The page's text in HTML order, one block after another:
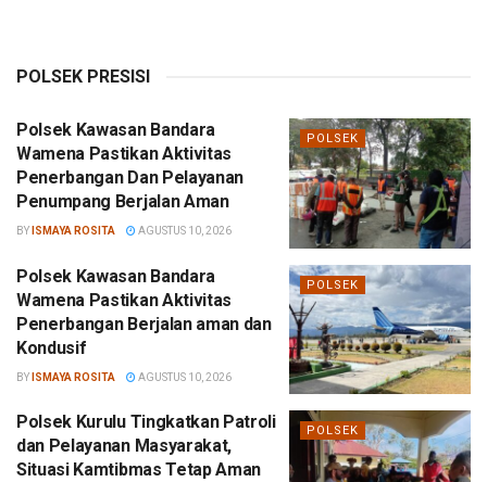
POLSEK PRESISI
POLSEK
Polsek Kawasan Bandara
Wamena Pastikan Aktivitas
Penerbangan Dan Pelayanan
Penumpang Berjalan Aman
BY ISMAYA ROSITA AGUSTUS 10, 2026
POLSEK
Polsek Kawasan Bandara
Wamena Pastikan Aktivitas
Penerbangan Berjalan aman dan
Kondusif
BY ISMAYA ROSITA AGUSTUS 10, 2026
POLSEK
Polsek Kurulu Tingkatkan Patroli
dan Pelayanan Masyarakat,
Situasi Kamtibmas Tetap Aman